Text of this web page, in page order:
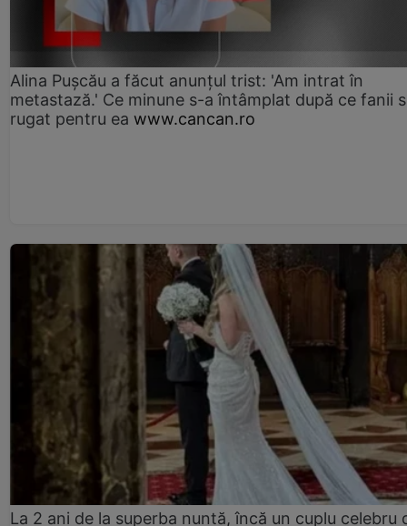
Alina Pușcău a făcut anunțul trist: 'Am intrat în
metastază.' Ce minune s-a întâmplat după ce fanii
rugat pentru ea www.cancan.ro
La 2 ani de la superba nuntă, încă un cuplu celebru